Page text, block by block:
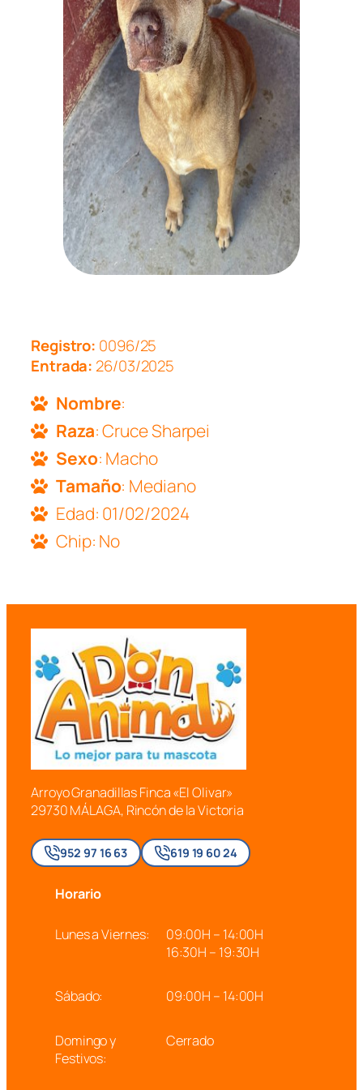
Registro: 0096/25
Entrada: 26/03/2025
Nombre:
Raza: Cruce Sharpei
Sexo: Macho
Tamaño: Mediano
Edad: 01/02/2024
Chip: No
Arroyo Granadillas Finca «El Olivar»
29730 MÁLAGA, Rincón de la Victoria
952 97 16 63 619 19 60 24
Horario
Lunes a Viernes:
09:00H – 14:00H
16:30H – 19:30H
Sábado: 09:00H – 14:00H
Domingo y
Festivos:
Cerrado